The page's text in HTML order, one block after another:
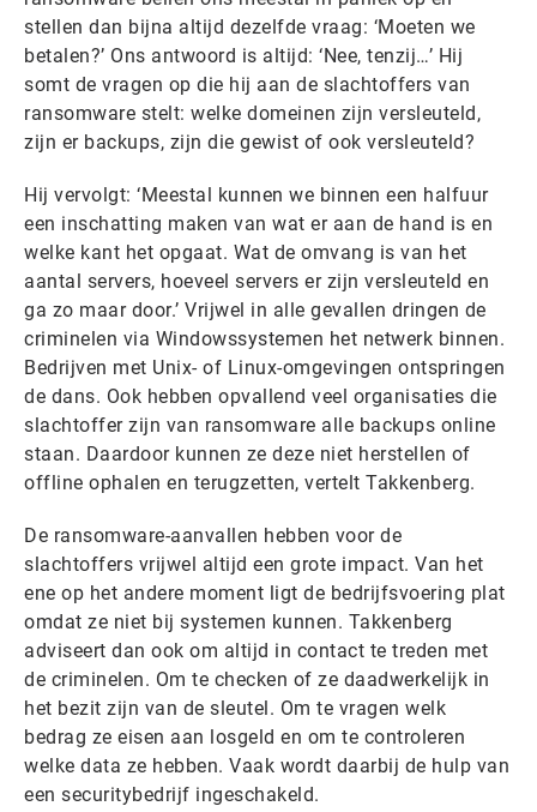
stellen dan bijna altijd dezelfde vraag: ‘Moeten we
betalen?’ Ons antwoord is altijd: ‘Nee, tenzij…’ Hij
somt de vragen op die hij aan de slachtoffers van
ransomware stelt: welke domeinen zijn versleuteld,
zijn er backups, zijn die gewist of ook versleuteld?
Hij vervolgt: ‘Meestal kunnen we binnen een halfuur
een inschatting maken van wat er aan de hand is en
welke kant het opgaat. Wat de omvang is van het
aantal servers, hoeveel servers er zijn versleuteld en
ga zo maar door.’ Vrijwel in alle gevallen dringen de
criminelen via Windowssystemen het netwerk binnen.
Bedrijven met Unix- of Linux-omgevingen ontspringen
de dans. Ook hebben opvallend veel organisaties die
slachtoffer zijn van ransomware alle backups online
staan. Daardoor kunnen ze deze niet herstellen of
offline ophalen en terugzetten, vertelt Takkenberg.
De ransomware-aanvallen hebben voor de
slachtoffers vrijwel altijd een grote impact. Van het
ene op het andere moment ligt de bedrijfsvoering plat
omdat ze niet bij systemen kunnen. Takkenberg
adviseert dan ook om altijd in contact te treden met
de criminelen. Om te checken of ze daadwerkelijk in
het bezit zijn van de sleutel. Om te vragen welk
bedrag ze eisen aan losgeld en om te controleren
welke data ze hebben. Vaak wordt daarbij de hulp van
een securitybedrijf ingeschakeld.